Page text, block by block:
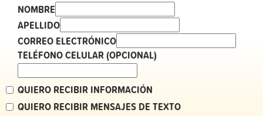
NOMBRE
APELLIDO
CORREO ELECTRÓNICO
TELÉFONO CELULAR (OPCIONAL)
QUIERO RECIBIR INFORMACIÓN
QUIERO RECIBIR MENSAJES DE TEXTO